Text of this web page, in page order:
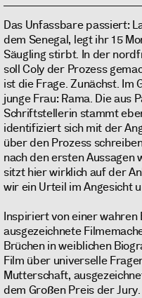
Das Unfassbare passiert:
dem Senegal, legt ihr 15
Säugling stirbt. In der
soll Coly der Prozess
ist die Frage. Zunächst. Im
junge Frau: Rama. Die aus
Schriftstellerin stammt
identifiziert sich mit der
über den Prozess
nach den ersten Aussagen
sitzt hier wirklich auf der
wir ein Urteil im Angesicht
Inspiriert von einer
ausgezeichnete
Brüchen in weiblichen
Film über universelle
Mutterschaft,
dem Großen Preis der Jury.